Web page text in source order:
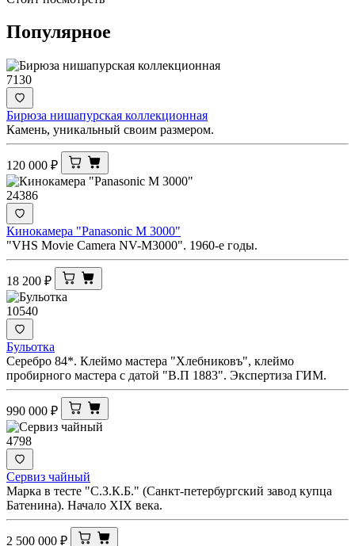
Популярное
7130
Бирюза нишапурская коллекционная
Камень, уникальный своим размером.
120 000 ₽
24386
Кинокамера "Panasonic M 3000"
"VHS Movie Camera NV-M3000". 1960-е годы.
18 200 ₽
10540
Бульотка
Серебро 84*. Клеймо мастера "Хлебниковъ", клеймо
пробирного мастера с датой "В.П 1883". Экспертиза ГИМ.
990 000 ₽
4798
Сервиз чайный
Марка в тесте "С.З.К.Б." (Санкт-петербургский завод купца
Батенина). Начало XIX века.
2 500 000 ₽